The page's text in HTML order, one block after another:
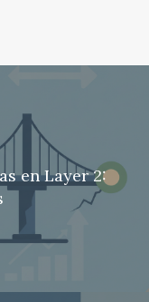
en Layer 2: